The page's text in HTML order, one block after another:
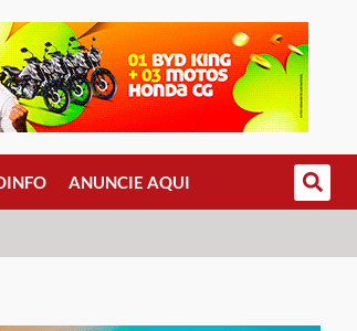
ANUNCIE AQUI